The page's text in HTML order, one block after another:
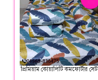
প্রিমিয়াম কোয়ালিটি কমফোর্টার সেট